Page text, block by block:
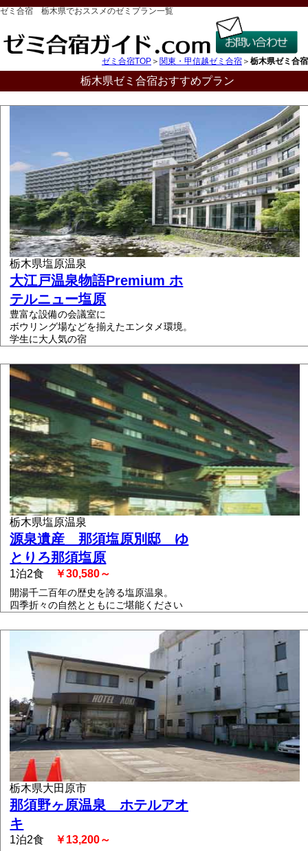
ゼミ合宿 栃木県でおススメのゼミプラン一覧
ゼミ合宿TOP ＞ 関東・甲信越ゼミ合宿 ＞ 栃木県ゼミ合宿
栃木県ゼミ合宿おすすめプラン
栃木県塩原温泉
大江戸温泉物語Premium ホ
テルニュー塩原
豊富な設備の会議室に
ボウリング場などを揃えたエンタメ環境。
学生に大人気の宿
栃木県塩原温泉
源泉遺産 那須塩原別邸 ゆ
とりろ那須塩原
1泊2食 ￥30,580～
開湯千二百年の歴史を誇る塩原温泉。
四季折々の自然とともにご堪能ください
栃木県大田原市
那須野ヶ原温泉 ホテルアオ
キ
1泊2食 ￥13,200～